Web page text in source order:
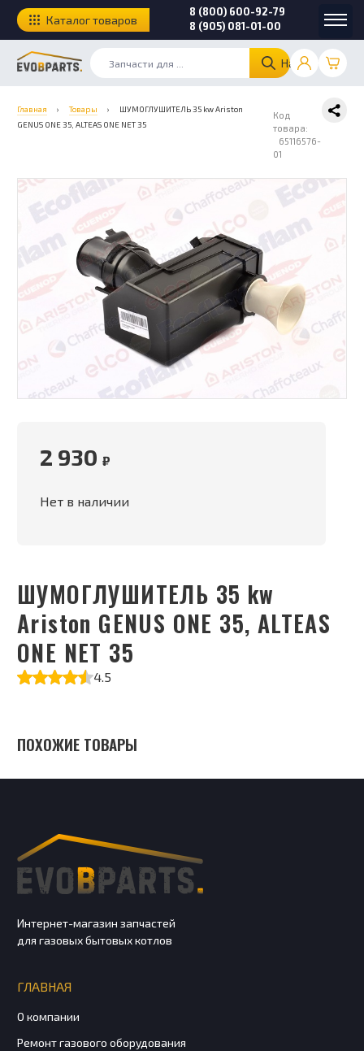
Найти
8 (800) 600-92-79
8 (905) 081-01-00
Каталог товаров
Главная › Товары ›
ШУМОГЛУШИТЕЛЬ 35 kw Ariston
GENUS ONE 35, ALTEAS ONE NET 35
Код
товара:
65116576-
01
ШУМОГЛУШИТЕЛЬ 35 kw
Ariston GENUS ONE 35, ALTEAS
ONE NET 35
4.5
2 930 ₽
Нет в наличии
ПОХОЖИЕ ТОВАРЫ
Интернет-магазин запчастей
для газовых бытовых котлов
ГЛАВНАЯ
О компании
Ремонт газового оборудования